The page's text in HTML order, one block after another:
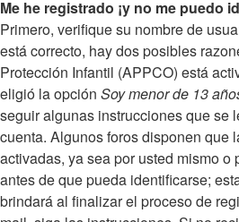
Me he registrado ¡y no me puedo
Primero, verifique su nombre de
está correcto, hay dos posibles
Protección Infantil (APPCO) está
eligió la opción Soy menor de 13
seguir algunas instrucciones que se
cuenta. Algunos foros disponen que
activadas, ya sea por usted mismo o
antes de que pueda identificarse;
brindará al finalizar el proceso de